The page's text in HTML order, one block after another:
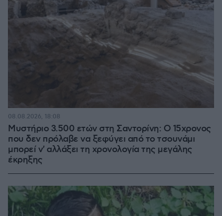
Μυστήριο 3.500 ετών στη Σαντορίνη: Ο 15χρονος
που δεν πρόλαβε να ξεφύγει από το τσουνάμι
μπορεί ν' αλλάξει τη χρονολογία της μεγάλης
έκρηξης
08.08.2026, 18:08